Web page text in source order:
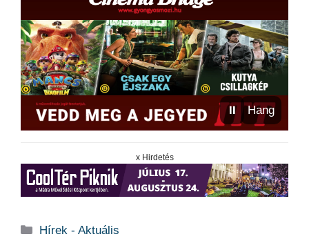
⏸ Hang
x Hirdetés
Kategória
Hírek - Aktuális